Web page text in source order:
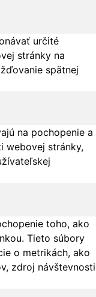
určité
stránky na
spätnej
na pochopenie a
webovej stránky,
toho, ako
Tieto súbory
o metrikách, ako
zdroj návštevnosti